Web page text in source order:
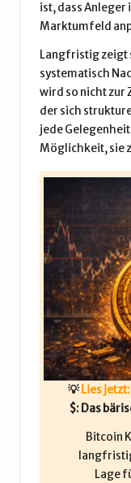
ist, dass
Marktumfeld
Langfristig zeigt
systematisch
wird so nicht zur
der sich
jede
Möglichkeit, sie
💡 Lies jetzt:
$: Das
Bitcoin
Lage